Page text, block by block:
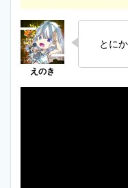
とに